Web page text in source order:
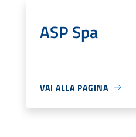
ASP Spa
VAI ALLA PAGINA